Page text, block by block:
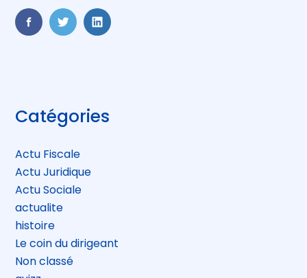
FaceBook
TwitterLinkedIn
Blog
sidebar
Catégories
Actu Fiscale
Actu Juridique
Actu Sociale
actualite
histoire
Le coin du dirigeant
Non classé